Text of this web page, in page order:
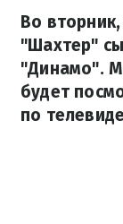
Во
"Шахтер"
"Динамо".
будет
по